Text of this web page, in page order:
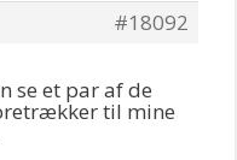
#18092
se et par af de
til mine